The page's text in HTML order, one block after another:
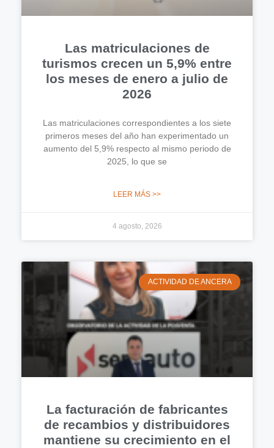
Las matriculaciones de
turismos crecen un 5,9% entre
los meses de enero a julio de
2026
Las matriculaciones correspondientes a los siete
primeros meses del año han experimentado un
aumento del 5,9% respecto al mismo periodo de
2025, lo que se
LEER MÁS >>
4 agosto, 2026
ACTIVIDAD DE ANCERA
La facturación de fabricantes
de recambios y distribuidores
mantiene su crecimiento en el